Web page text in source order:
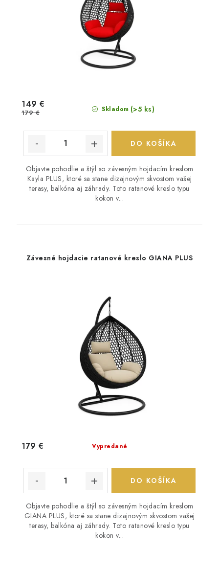
Skladom (>5 ks)
149 €
179 €
DO KOŠÍKA
Objavte pohodlie a štýl so závesným hojdacím kreslom
Kayla PLUS, ktoré sa stane dizajnovým skvostom vašej
terasy, balkóna aj záhrady. Toto ratanové kreslo typu
kokon v...
Závesné hojdacie ratanové kreslo GIANA PLUS
Vypredané
179 €
DO KOŠÍKA
Objavte pohodlie a štýl so závesným hojdacím kreslom
GIANA PLUS, ktoré sa stane dizajnovým skvostom vašej
terasy, balkóna aj záhrady. Toto ratanové kreslo typu
kokon v...